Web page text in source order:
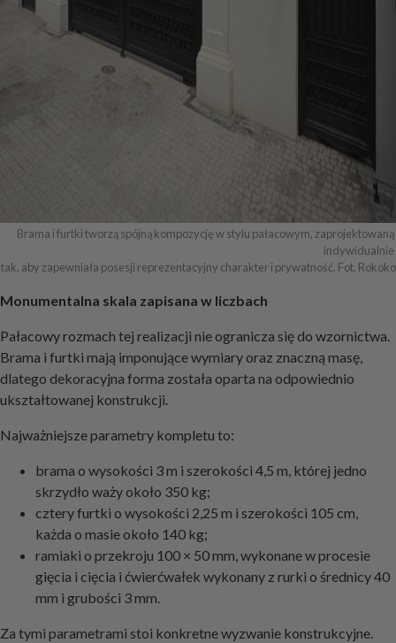
Brama i furtki tworzą spójną kompozycję w stylu pałacowym, zaprojektowaną
indywidualnie
tak, aby zapewniała posesji reprezentacyjny charakter i prywatność. Fot. Rokoko
Monumentalna skala zapisana w liczbach
Pałacowy rozmach tej realizacji nie ogranicza się do wzornictwa.
Brama i furtki mają imponujące wymiary oraz znaczną masę,
dlatego dekoracyjna forma została oparta na odpowiednio
ukształtowanej konstrukcji.
Najważniejsze parametry kompletu to:
brama o wysokości 3 m i szerokości 4,5 m, której jedno
skrzydło waży około 350 kg;
cztery furtki o wysokości 2,25 m i szerokości 105 cm,
każda o masie około 140 kg;
ramiaki o przekroju 100 × 50 mm, wykonane w procesie
gięcia i cięcia i ćwierćwałek wykonany z rurki o średnicy 40
mm i grubości 3 mm.
Za tymi parametrami stoi konkretne wyzwanie konstrukcyjne.